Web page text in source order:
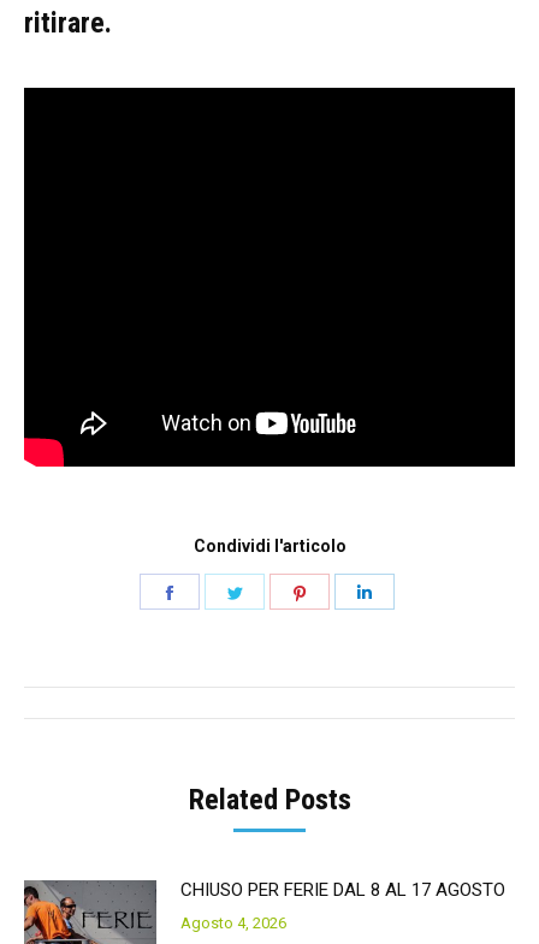
ritirare.
Condividi l'articolo
Post
Related Posts
CHIUSO PER FERIE DAL 8 AL 17 AGOSTO
Agosto 4, 2026